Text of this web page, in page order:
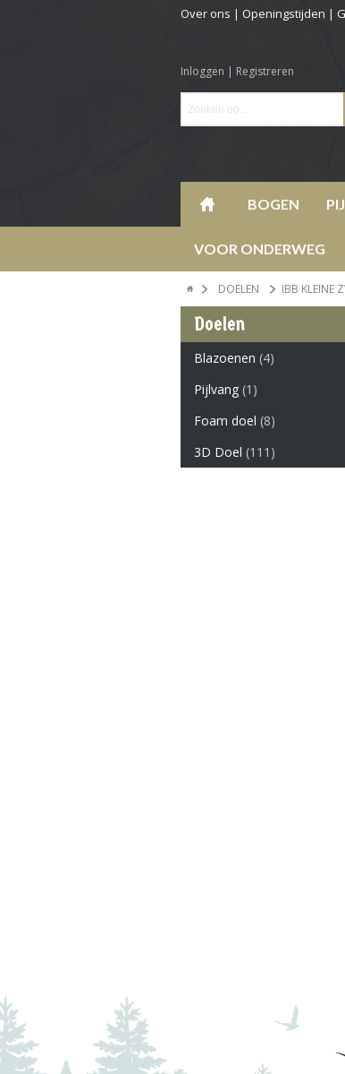
Over ons | Openingstijden |
Inloggen | Registreren
BOGEN
VOOR ONDERWEG
DOELEN IBB KLEINE
Doelen
Blazoenen (4)
Pijlvang (1)
Foam doel (8)
3D Doel (111)